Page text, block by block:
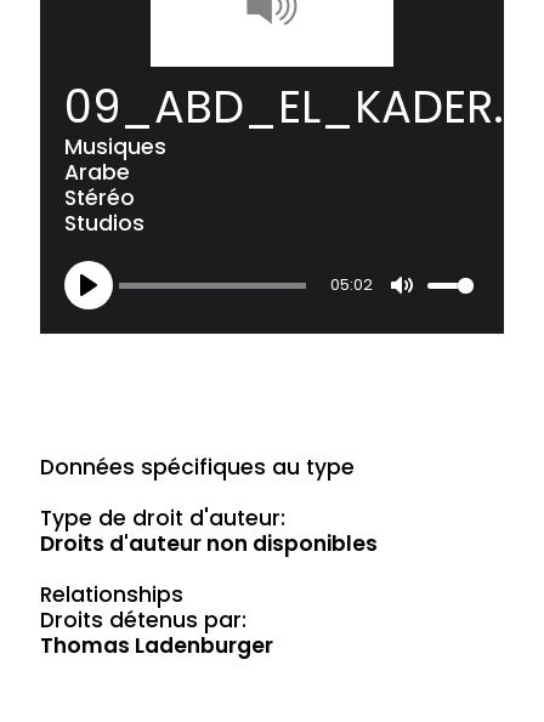
Musiques
Arabe
Stéréo
Studios
Play
05:02
Données spécifiques au type
Type de droit d'auteur:
Droits d'auteur non disponibles
Relationships
Droits détenus par:
Thomas Ladenburger